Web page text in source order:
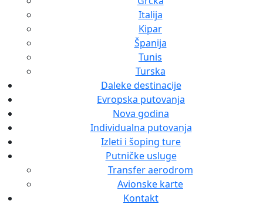
Italija
Kipar
Španija
Tunis
Turska
Daleke destinacije
Evropska putovanja
Nova godina
Individualna putovanja
Izleti i šoping ture
Putničke usluge
Transfer aerodrom
Avionske karte
Kontakt